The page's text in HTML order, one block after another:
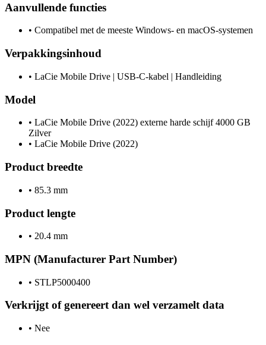
Aanvullende functies
• Compatibel met de meeste Windows- en macOS-systemen
Verpakkingsinhoud
• LaCie Mobile Drive | USB-C-kabel | Handleiding
Model
• LaCie Mobile Drive (2022) externe harde schijf 4000 GB
Zilver
• LaCie Mobile Drive (2022)
Product breedte
• 85.3 mm
Product lengte
• 20.4 mm
MPN (Manufacturer Part Number)
• STLP5000400
Verkrijgt of genereert dan wel verzamelt data
• Nee